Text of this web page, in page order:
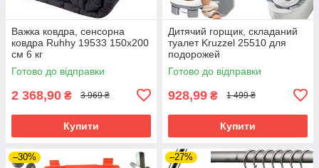
Важка ковдра, сенсорна
ковдра Ruhhy 19533 150х200
см 6 кг
Готово до відправки
2 368,90 ₴ 3 969 ₴
Купити
Дитячий горщик, складаний
туалет Kruzzel 25510 для
подорожей
Готово до відправки
928,99 ₴ 1 499 ₴
Купити
–30% –27%